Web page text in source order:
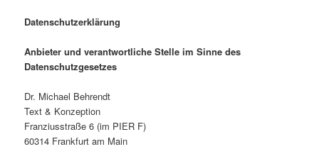
Datenschutzerklärung
Anbieter und verantwortliche Stelle im Sinne des
Datenschutzgesetzes
Dr. Michael Behrendt
Text & Konzeption
Franziusstraße 6 (im PIER F)
60314 Frankfurt am Main